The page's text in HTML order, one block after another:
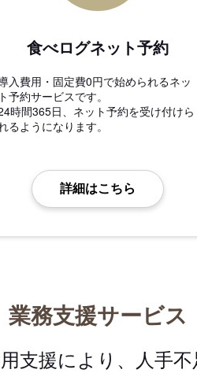
食べログネット予約
入費用・固定費0円で始められるネッ
ト予約サービスです。
時間365日、ネット予約を受け付けら
るようになります。
詳細はこちら
業務支援サービス
支援により、人手